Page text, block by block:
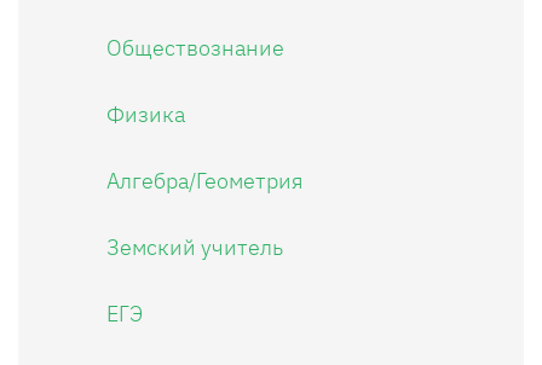
Обществознание
Физика
Алгебра/Геометрия
Земский учитель
ЕГЭ